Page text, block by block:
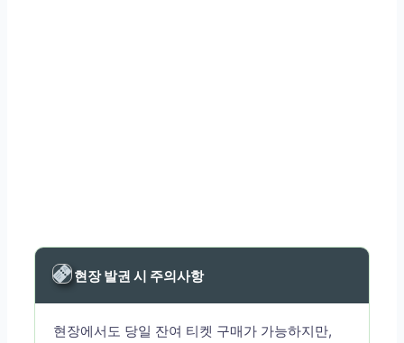
현장 발권 시 주의사항
현장에서도 당일 잔여 티켓 구매가 가능하지만,